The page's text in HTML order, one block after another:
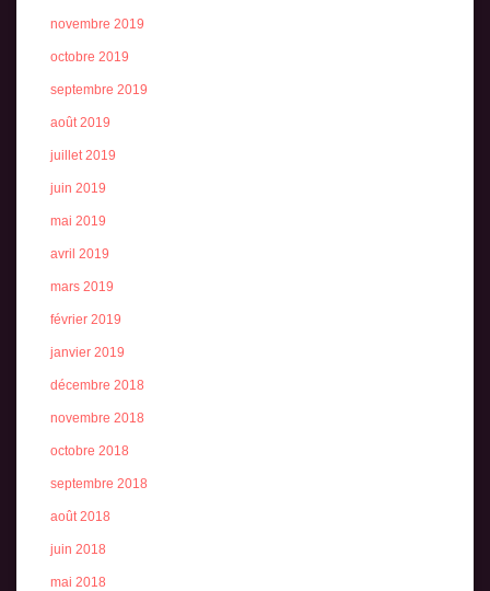
novembre 2019
octobre 2019
septembre 2019
août 2019
juillet 2019
juin 2019
mai 2019
avril 2019
mars 2019
février 2019
janvier 2019
décembre 2018
novembre 2018
octobre 2018
septembre 2018
août 2018
juin 2018
mai 2018